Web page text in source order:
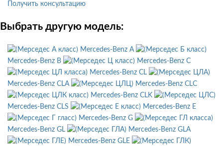
Получить консультацию
Выбрать другую модель:
Mercedes-Benz A
Mercedes-Benz B
Mercedes-Benz C
Mercedes-Benz CL
Mercedes-Benz CLA
Mercedes-Benz CLC
Mercedes-Benz CLK
Mercedes-Benz CLS
Mercedes-Benz E
Mercedes-Benz G
Mercedes-Benz GL
Mercedes-Benz GLA
Mercedes-Benz GLE